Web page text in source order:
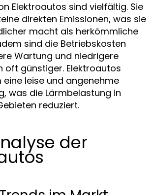
Elektroautos sind vielfältig. Sie
direkten Emissionen, was sie
macht als herkömmliche
sind die Betriebskosten
Wartung und niedrigere
oft günstiger. Elektroautos
eine leise und angenehme
was die Lärmbelastung in
reduziert.
der